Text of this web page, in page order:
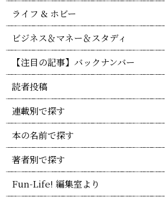
ライフ & ホビー
ビジネス＆マネー＆スタディ
【注目の記事】バックナンバー
読者投稿
連載別で探す
本の名前で探す
著者別で探す
Fun-Life! 編集室より